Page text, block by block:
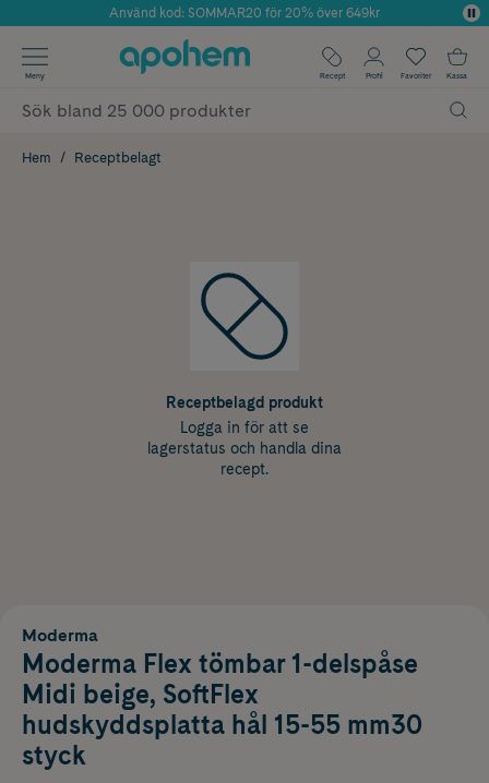
Årets Butik 2025 inom Skönhet
Använd kod: SOMMAR20 för 20% över 649kr
✓ Fri frakt
✓ Poäng på alla köp*
Meny Recept Profil Favoriter Kassa
Hem Receptbelagt
Receptbelagd produkt
Logga in för att se
lagerstatus och handla dina
recept.
Moderma
Moderma Flex tömbar 1-delspåse
Midi beige, SoftFlex
hudskyddsplatta hål 15-55 mm30
styck